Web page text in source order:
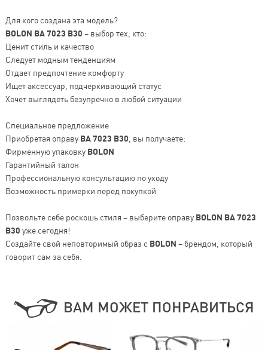
Для кого создана эта модель?
BOLON BA 7023 B30 – выбор тех, кто:
Ценит стиль и качество
Следует модным тенденциям
Отдает предпочтение комфорту
Ищет аксессуар, подчеркивающий статус
Хочет выглядеть безупречно в любой ситуации
Специальное предложение
Приобретая оправу BA 7023 B30 , вы получаете:
Фирменную упаковку BOLON
Гарантийный талон
Профессиональную консультацию по уходу
Возможность примерки перед покупкой
Позвольте себе роскошь стиля – выберите оправу BOLON BA 7023
B30 уже сегодня!
Создайте свой неповторимый образ с BOLON – брендом, который
говорит сам за себя.
ВАМ МОЖЕТ ПОНРАВИТЬСЯ